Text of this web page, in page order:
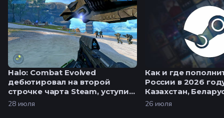
Halo: Combat Evolved
дебютировал на второй
строчке чарта Steam, уступив
Palworld
28 июля
Как и где
России в 2026
Казахстан,
аккаунты
26 июля